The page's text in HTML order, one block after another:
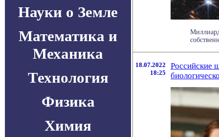
Науки о Земле
Математика и
Механика
Технология
Физика
Химия
18.07.2022
18:25
Российские